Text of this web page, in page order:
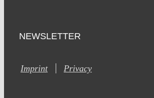
NEWSLETTER
Imprint Privacy